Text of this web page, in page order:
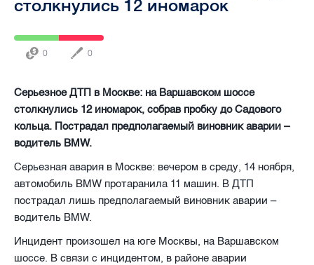
столкнулись 12 иномарок
0 0
Серьезное ДТП в Москве: на Варшавском шоссе
столкнулись 12 иномарок, собрав пробку до Садового
кольца. Пострадал предполагаемый виновник аварии –
водитель BMW.
Серьезная авария в Москве: вечером в среду, 14 ноября,
автомобиль BMW протаранила 11 машин. В ДТП
пострадал лишь предполагаемый виновник аварии –
водитель BMW.
Инцидент произошел на юге Москвы, на Варшавском
шоссе. В связи с инцидентом, в районе аварии